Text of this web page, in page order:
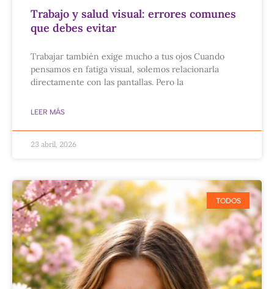
Trabajo y salud visual: errores comunes
que debes evitar
Trabajar también exige mucho a tus ojos Cuando
pensamos en fatiga visual, solemos relacionarla
directamente con las pantallas. Pero la
LEER MÁS
23 abril, 2026
TODOS